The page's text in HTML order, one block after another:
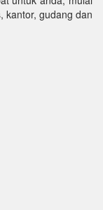
kantor, gudang dan